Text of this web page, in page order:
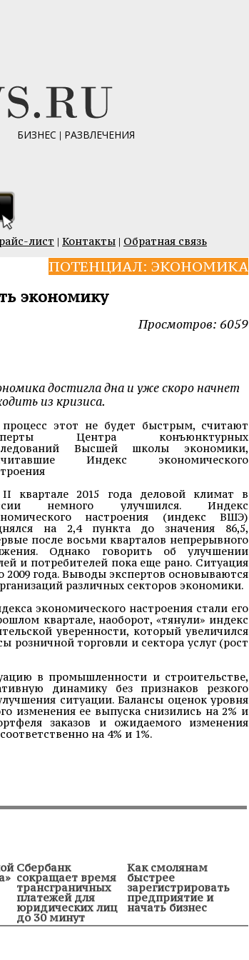
БИЗНЕС | РАЗВЛЕЧЕНИЯ
лист | Контакты | Обратная связь
ПОТЕНЦИАЛ: ЭКОНОМИКА
экономику
Просмотров: 6059
достигла дна и уже скоро начнет
из кризиса.
этот не будет быстрым, считают
Центра конъюнктурных
Высшей школы экономики,
Индекс экономического
квартале 2015 года деловой климат в
немного улучшился. Индекс
настроения (индекс ВШЭ)
на 2,4 пункта до значения 86,5,
после восьми кварталов непрерывного
Однако говорить об улучшении
и потребителей пока еще рано. Ситуация
2009 года. Выводы экспертов основываются
различных секторов экономики.
экономического настроения стали его
квартале, наоборот, «тянули» индекс
уверенности, который увеличился
розничной торговли и сектора услуг (рост
в промышленности и строительстве,
динамику без признаков резкого
ситуации. Балансы оценок уровня
изменения ее выпуска снизились на 2% и
заказов и ожидаемого изменения
на 4% и 1%.
Сбербанк
сокращает время
трансграничных
платежей для
юридических лиц
до 30 минут
Как смолянам
быстрее
зарегистрировать
предприятие и
начать бизнес